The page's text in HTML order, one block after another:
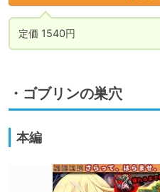
定価 1540円
・ゴブリンの巣穴
本編